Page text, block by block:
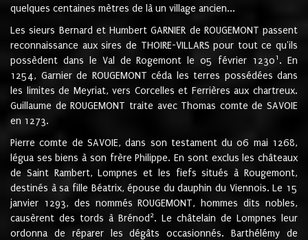
quelques centaines mètres de là un village ancien...
Les sieurs Bernard et Humbert GARNIER de ROUGEMONT passent
reconnaissance aux sires de THOIRE-VILLARS pour tout ce qu'ils
possèdent dans le Val de Rogemont le 05 février 12301 . En
1254, Garnier de ROUGEMONT céda les terres possédées dans
les limites de Meyriat, vers Corcelles et Ferrières aux chartreux.
Guillaume de ROUGEMONT traite avec Thomas comte de SAVOIE
en 1273.
Pierre comte de SAVOIE, dans son testament du 06 mai 1268,
légua ses biens à son frère Philippe. En sont exclus les châteaux
de Saint Rambert, Lompnes et les fiefs situés à Rougemont,
destinés à sa fille Béatrix, épouse du dauphin du Viennois. Le 15
janvier 1293, des nommés ROUGEMONT, hommes dits nobles,
causèrent des tords à Brénod 2. Le châtelain de Lompnes leur
ordonna de réparer les dégâts occasionnés. Barthélémy de